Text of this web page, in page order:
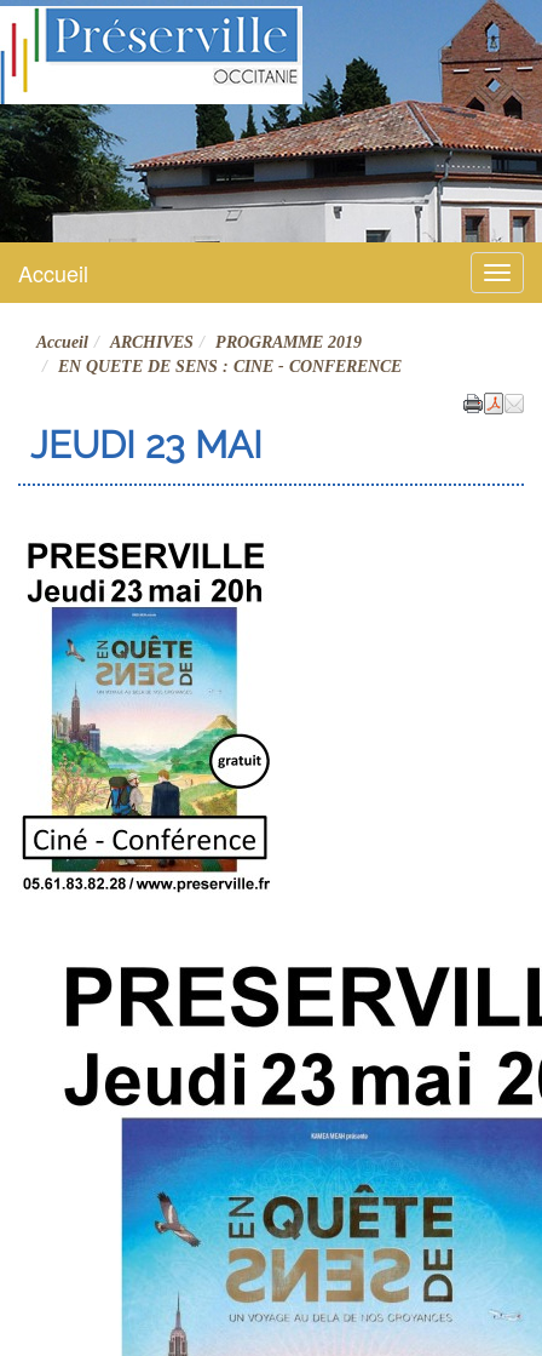
Préserville
Site officiel
Menu
Accueil
Accueil ARCHIVES
PROGRAMME 2019
EN QUETE DE SENS : CINE - CONFERENCE
JEUDI 23 MAI